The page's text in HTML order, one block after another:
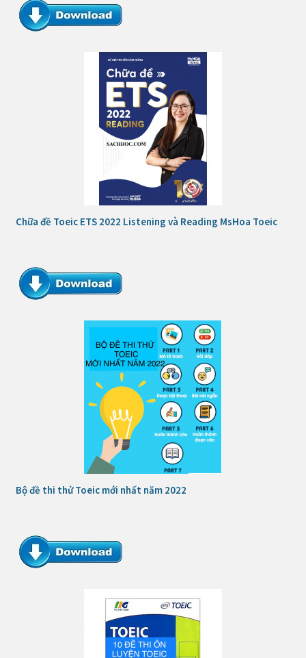
Chữa đề Toeic ETS 2022 Listening và Reading MsHoa Toeic
Bộ đề thi thử Toeic mới nhất năm 2022